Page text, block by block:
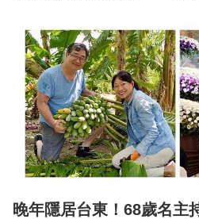
晚年隱居台東！68歲名主